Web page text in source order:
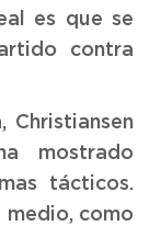
es que se
contra
Christiansen
mostrado
tácticos.
medio, como